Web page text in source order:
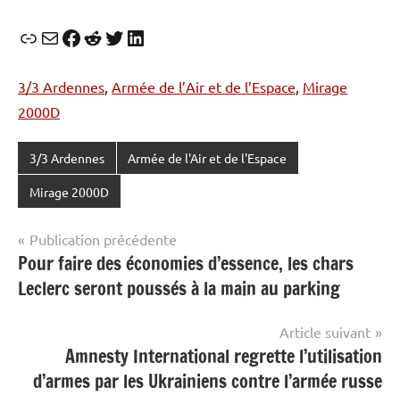
LienE-mailFacebook
Reddit
Twitter
LinkedIn
3/3 Ardennes Armée de l’Air et de l’Espace Mirage
2000D
3/3 Ardennes Armée de l'Air et de l'Espace
Mirage 2000D
Navigation
de
l’article
Publication précédente
Pour faire des économies d’essence, les chars
Leclerc seront poussés à la main au parking
Article suivant
Amnesty International regrette l’utilisation
d’armes par les Ukrainiens contre l’armée russe